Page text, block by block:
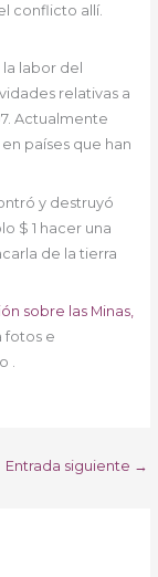
conflicto allí.
labor del
relativas a
Actualmente
países que han
y destruyó
$ 1 hacer una
de la tierra
sobre las Minas,
fotos e
.
Entrada siguiente →